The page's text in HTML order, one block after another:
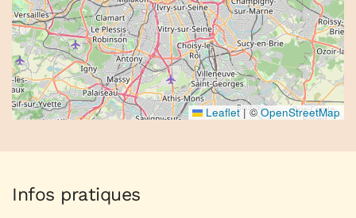
Leaflet |©OpenStreetMap
Infos pratiques